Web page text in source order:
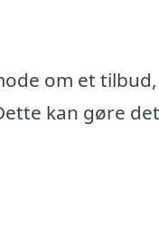
om et
kan gøre det